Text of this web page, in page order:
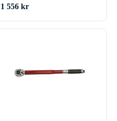
1 556 kr